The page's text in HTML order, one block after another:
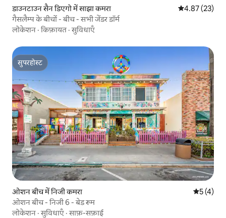
डाउनटाउन सैन डिएगो में साझा कमरा औसत रेटिंग 5 में
4.87 (23)
गैसलैम्प के बीचों - बीच - सभी जेंडर डॉर्म
लोकेशन ·किफ़ायत ·सुविधाएँ
सुपरहोस्ट
सुपरहोस्ट
ओशन बीच में निजी कमरा औसत रेटिंग
5 (4)
ओशन बीच - निजी 6 - बेड रूम
लोकेशन ·सुविधाएँ ·साफ़-सफ़ाई